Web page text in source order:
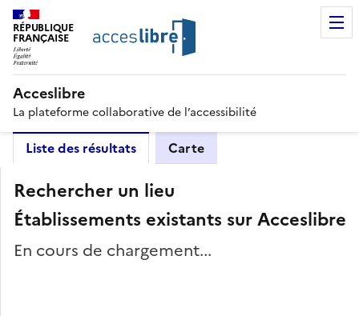
RÉPUBLIQUE
FRANÇAISE
Acceslibre
La plateforme collaborative de l’accessibilité
Liste des résultats Carte
Rechercher un lieu
Établissements existants sur Acceslibre
En cours de chargement...